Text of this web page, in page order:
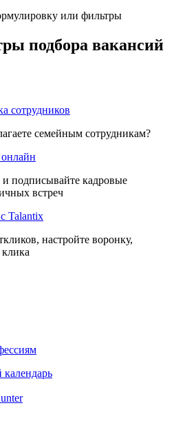
или фильтры
подбора вакансий
сотрудников
семейным сотрудникам?
и подписывайте кадровые
встреч
Talantix
настройте воронку,